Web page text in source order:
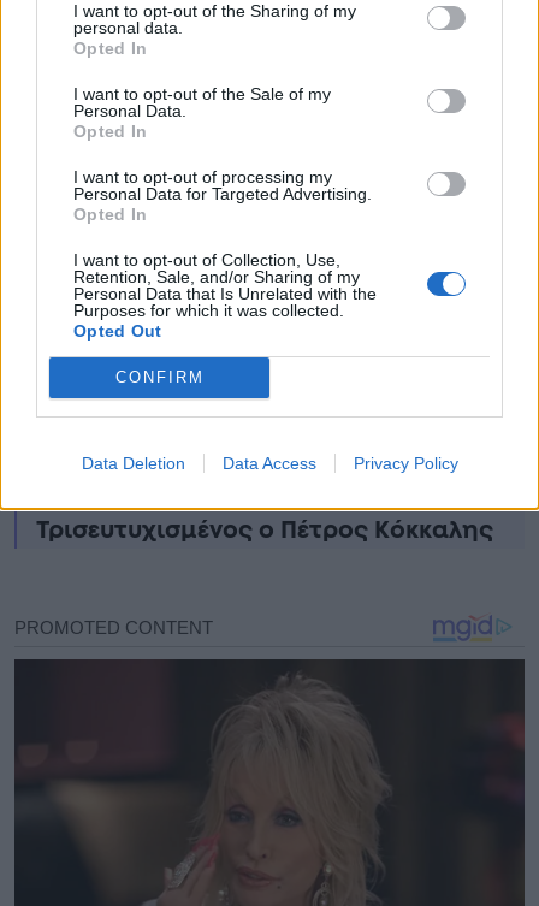
I want to opt-out of the Sharing of my
personal data.
Opted In
I want to opt-out of the Sale of my
Personal Data.
Opted In
I want to opt-out of processing my
Personal Data for Targeted Advertising.
Opted In
I want to opt-out of Collection, Use,
Retention, Sale, and/or Sharing of my
Personal Data that Is Unrelated with the
Purposes for which it was collected.
Opted Out
CONFIRM
Data Deletion Data Access Privacy Policy
μαθεύτηκε για την Τζούλια
Αλεξανδράτου – Μεγάλη αγωνία
«Σάστισαν» οι Αστρολόγοι με αuτά τα
4 Zώδια: «Έρχεται η καλύτερη xpoνιά
της ζωής τους, αλλάζει για πάντα η
τύxn τους»
Κυψέλη: Ποιος είναι ο ηλικιωμένος
που εμπλέκει ο 26χρονος Αφγανός στη
δολοφονία της Βρετανίδας
Έσκασαν τα ευχάριστα για τη
Τρισευτυχισμένος ο Πέτρος Κόκκαλης